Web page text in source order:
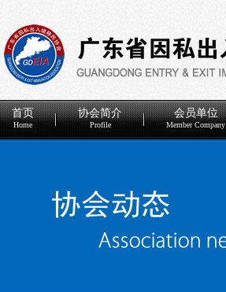
首页
Home
协会简介
Profile
会员单位
Member Company